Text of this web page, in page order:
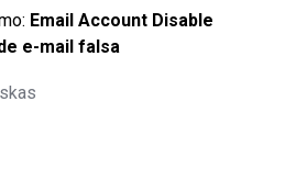
Email Account Disable
e-mail falsa